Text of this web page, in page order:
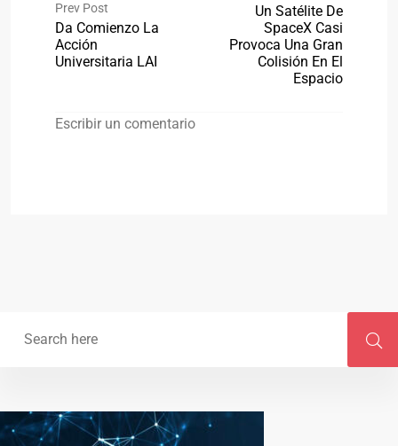
Prev Post
Da Comienzo La
Acción
Universitaria LAI
Un Satélite De
SpaceX Casi
Provoca Una Gran
Colisión En El
Espacio
Escribir un comentario